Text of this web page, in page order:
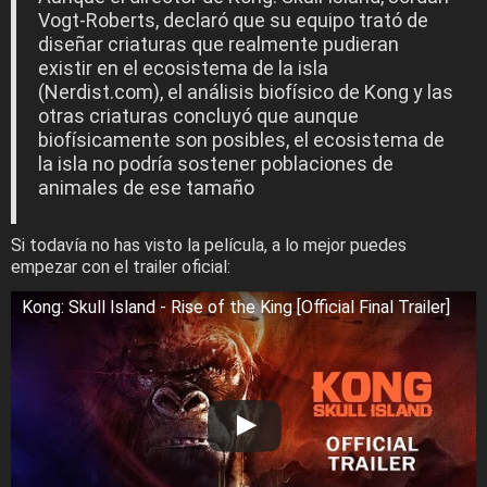
Vogt-Roberts, declaró que su equipo trató de
diseñar criaturas que realmente pudieran
existir en el ecosistema de la isla
(Nerdist.com), el análisis biofísico de Kong y las
otras criaturas concluyó que aunque
biofísicamente son posibles, el ecosistema de
la isla no podría sostener poblaciones de
animales de ese tamaño
Si todavía no has visto la película, a lo mejor puedes
empezar con el trailer oficial:
Kong: Skull Island - Rise of the King [Official Final Trailer]